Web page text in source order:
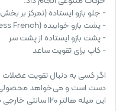
- جلو بازو ایستاده (تمرکز بر
- پشت بازو خوابیده (Press French)
- پشت بازو ایستاده از پشت سر
- کاپ برای تقویت ساعد
اگرکسی به دنبال تقویت
دست است و می‌خواهد محصولی
این میله هالتر ۱۲۰ سانتی خارجی بهترین انتخاب است